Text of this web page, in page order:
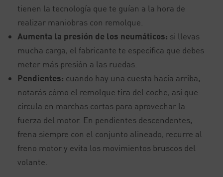
tienen la tecnología que te guían a la hora de
realizar maniobras con remolque.
Aumenta la presión de los neumáticos: si llevas
mucha carga, el fabricante te especifica que debes
meter más presión a las ruedas.
Pendientes: cuando hay una cuesta hacia arriba,
notarás cómo el remolque tira del coche, así que
circula en marchas cortas para aprovechar la
fuerza del motor. En pendientes descendentes,
frena siempre con el conjunto alineado, recurre al
freno motor y evita los movimientos bruscos del
volante.